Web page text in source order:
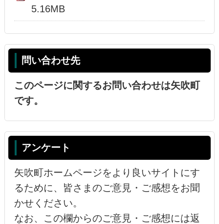
5.16MB
問い合わせ先
このページに関するお問い合わせは矢吹町
です。
アンケート
矢吹町ホームページをより良いサイトにす
るために、皆さまのご意見・ご感想をお聞
かせください。
なお、この欄からのご意見・ご感想には返